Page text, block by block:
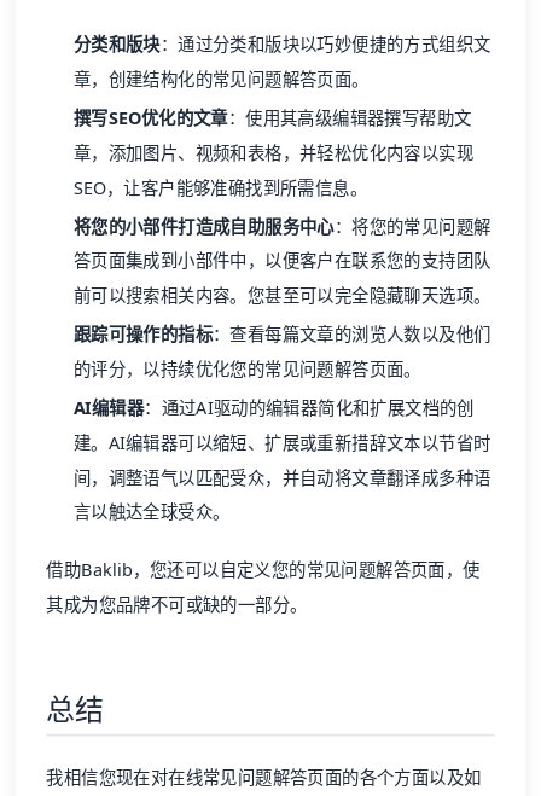
分类和版块：通过分类和版块以巧妙便捷的方式组织文
章，创建结构化的常见问题解答页面。
撰写SEO优化的文章：使用其高级编辑器撰写帮助文
章，添加图片、视频和表格，并轻松优化内容以实现
SEO，让客户能够准确找到所需信息。
将您的小部件打造成自助服务中心：将您的常见问题解
答页面集成到小部件中，以便客户在联系您的支持团队
前可以搜索相关内容。您甚至可以完全隐藏聊天选项。
跟踪可操作的指标：查看每篇文章的浏览人数以及他们
的评分，以持续优化您的常见问题解答页面。
AI编辑器：通过AI驱动的编辑器简化和扩展文档的创
建。AI编辑器可以缩短、扩展或重新措辞文本以节省时
间，调整语气以匹配受众，并自动将文章翻译成多种语
言以触达全球受众。
借助Baklib，您还可以自定义您的常见问题解答页面，使
其成为您品牌不可或缺的一部分。
总结
我相信您现在对在线常见问题解答页面的各个方面以及如